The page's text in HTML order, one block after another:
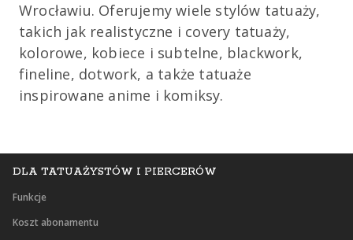
Wrocławiu. Oferujemy wiele stylów tatuaży,
takich jak realistyczne i covery tatuaży,
kolorowe, kobiece i subtelne, blackwork,
fineline, dotwork, a także tatuaże
inspirowane anime i komiksy.
DLA TATUAŻYSTÓW I PIERCERÓW
Funkcje
Koszt abonamentu